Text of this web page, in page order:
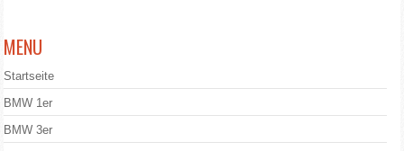
MENU
Startseite
BMW 1er
BMW 3er